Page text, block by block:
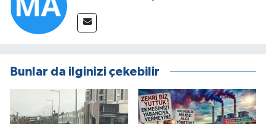
Bunlar da ilginizi çekebilir